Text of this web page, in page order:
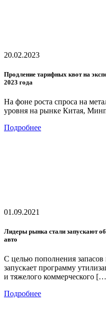
20.02.2023
Продление тарифных квот на
2023 года
На фоне роста спроса на
уровня на рынке Китая,
Подробнее
01.09.2021
Лидеры рынка стали запускают
авто
С целью пополнения
запускает программу
и тяжелого коммерческого
Подробнее